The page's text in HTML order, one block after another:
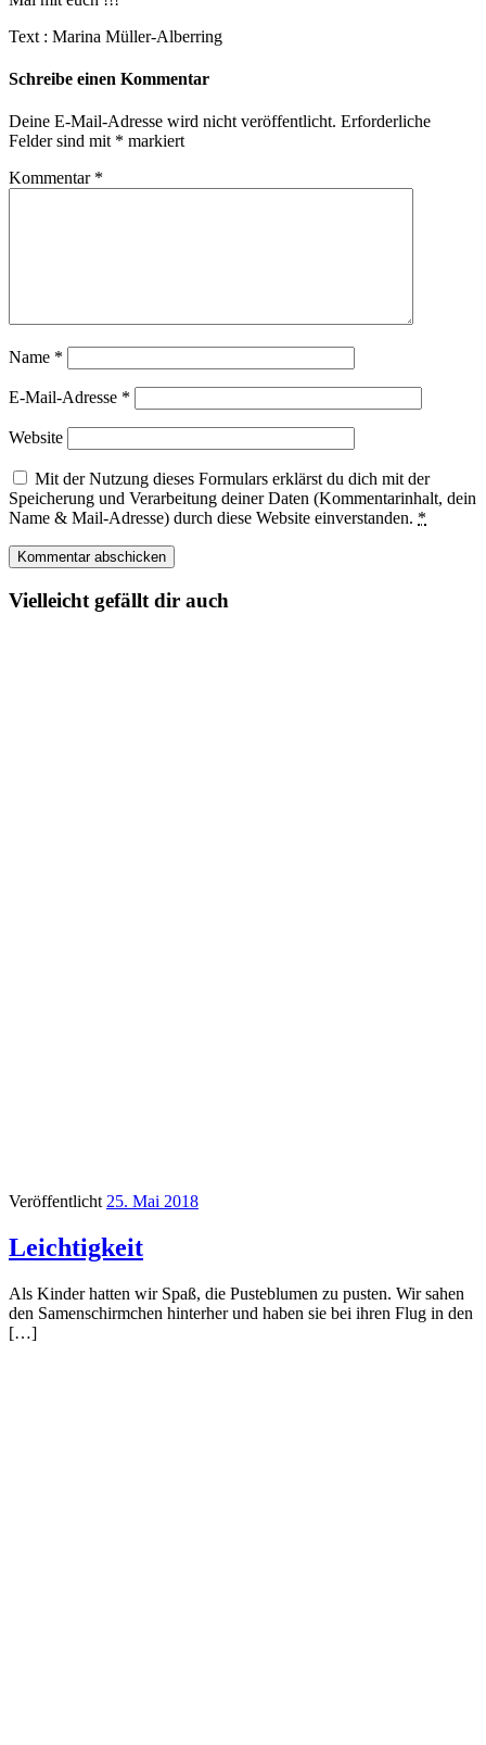
Text : Marina Müller-Alberring
Schreibe einen Kommentar
Deine E-Mail-Adresse wird nicht veröffentlicht. Erforderliche
Felder sind mit * markiert
Kommentar *
Name *
E-Mail-Adresse *
Website
Mit der Nutzung dieses Formulars erklärst du dich mit der
Speicherung und Verarbeitung deiner Daten (Kommentarinhalt, dein
Name & Mail-Adresse) durch diese Website einverstanden. *
Vielleicht gefällt dir auch
Veröffentlicht 25. Mai 2018
Leichtigkeit
Als Kinder hatten wir Spaß, die Pusteblumen zu pusten. Wir sahen
den Samenschirmchen hinterher und haben sie bei ihren Flug in den
[…]